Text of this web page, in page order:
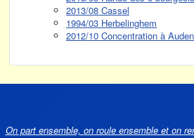
2013/08 Cassel
1994/03 Herbelinghem
2012/10 Concentration à
On part ensemble, on roule ensemble et on